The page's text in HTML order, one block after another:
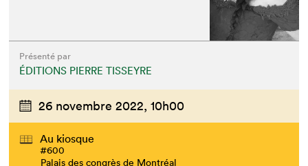
Présenté par
ÉDITIONS PIERRE TISSEYRE
26 novembre 2022, 10h00
Au kiosque
#600
Palais des congrès de Montréal